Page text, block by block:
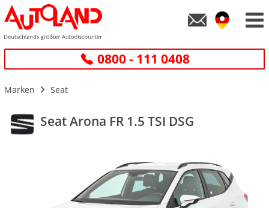
0800 - 111 0408
Marken Seat
Seat Arona FR 1.5 TSI DSG